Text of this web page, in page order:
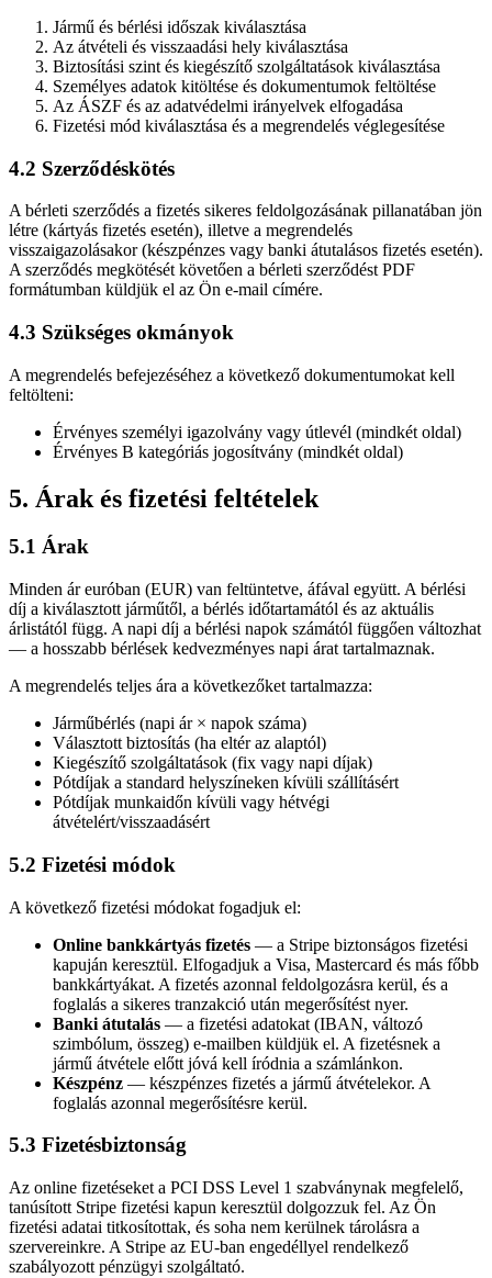
Jármű és bérlési időszak kiválasztása
Az átvételi és visszaadási hely kiválasztása
Biztosítási szint és kiegészítő szolgáltatások kiválasztása
Személyes adatok kitöltése és dokumentumok feltöltése
Az ÁSZF és az adatvédelmi irányelvek elfogadása
Fizetési mód kiválasztása és a megrendelés véglegesítése
4.2 Szerződéskötés
A bérleti szerződés a fizetés sikeres feldolgozásának pillanatában jön
létre (kártyás fizetés esetén), illetve a megrendelés
visszaigazolásakor (készpénzes vagy banki átutalásos fizetés esetén).
A szerződés megkötését követően a bérleti szerződést PDF
formátumban küldjük el az Ön e-mail címére.
4.3 Szükséges okmányok
A megrendelés befejezéséhez a következő dokumentumokat kell
feltölteni:
Érvényes személyi igazolvány vagy útlevél (mindkét oldal)
Érvényes B kategóriás jogosítvány (mindkét oldal)
5. Árak és fizetési feltételek
5.1 Árak
Minden ár euróban (EUR) van feltüntetve, áfával együtt. A bérlési
díj a kiválasztott járműtől, a bérlés időtartamától és az aktuális
árlistától függ. A napi díj a bérlési napok számától függően változhat
— a hosszabb bérlések kedvezményes napi árat tartalmaznak.
A megrendelés teljes ára a következőket tartalmazza:
Járműbérlés (napi ár × napok száma)
Választott biztosítás (ha eltér az alaptól)
Kiegészítő szolgáltatások (fix vagy napi díjak)
Pótdíjak a standard helyszíneken kívüli szállításért
Pótdíjak munkaidőn kívüli vagy hétvégi
átvételért/visszaadásért
5.2 Fizetési módok
A következő fizetési módokat fogadjuk el:
Online bankkártyás fizetés — a Stripe biztonságos fizetési
kapuján keresztül. Elfogadjuk a Visa, Mastercard és más főbb
bankkártyákat. A fizetés azonnal feldolgozásra kerül, és a
foglalás a sikeres tranzakció után megerősítést nyer.
Banki átutalás — a fizetési adatokat (IBAN, változó
szimbólum, összeg) e-mailben küldjük el. A fizetésnek a
jármű átvétele előtt jóvá kell íródnia a számlánkon.
Készpénz — készpénzes fizetés a jármű átvételekor. A
foglalás azonnal megerősítésre kerül.
5.3 Fizetésbiztonság
Az online fizetéseket a PCI DSS Level 1 szabványnak megfelelő,
tanúsított Stripe fizetési kapun keresztül dolgozzuk fel. Az Ön
fizetési adatai titkosítottak, és soha nem kerülnek tárolásra a
szervereinkre. A Stripe az EU-ban engedéllyel rendelkező
szabályozott pénzügyi szolgáltató.